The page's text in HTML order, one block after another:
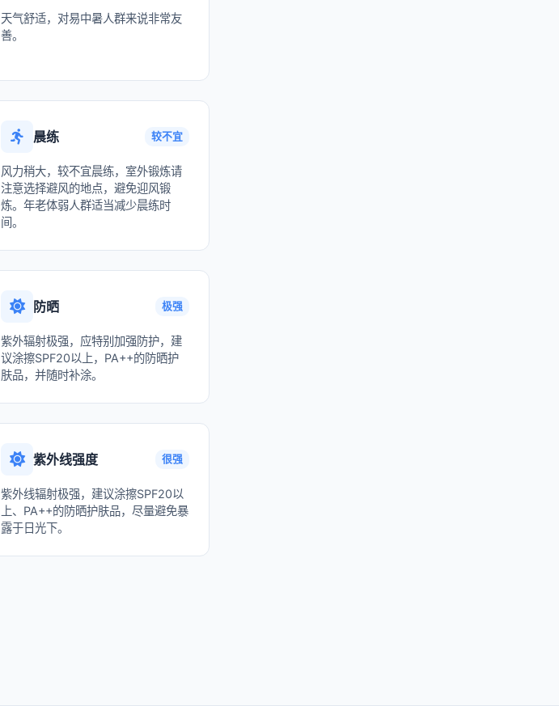
天气舒适，对易中暑人群来说非常友
善。
晨练 较不宜
风力稍大，较不宜晨练，室外锻炼请
注意选择避风的地点，避免迎风锻
炼。年老体弱人群适当减少晨练时
间。
防晒 极强
紫外辐射极强，应特别加强防护，建
议涂擦SPF20以上，PA++的防晒护
肤品，并随时补涂。
紫外线强度 很强
紫外线辐射极强，建议涂擦SPF20以
上、PA++的防晒护肤品，尽量避免暴
露于日光下。